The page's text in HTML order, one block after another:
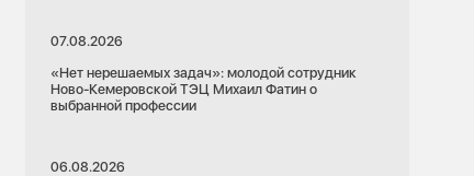
07.08.2026
«Нет нерешаемых задач»: молодой сотрудник
Ново-Кемеровской ТЭЦ Михаил Фатин о
выбранной профессии
06.08.2026